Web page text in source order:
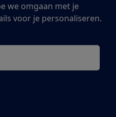
we omgaan met je
voor je personaliseren.